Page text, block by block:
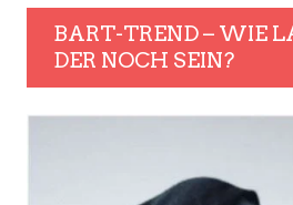
BART-TREND – WIE
DER NOCH SEIN?